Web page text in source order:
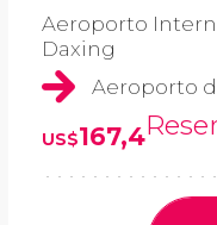
Aeroporto
Daxing
Aeroporto
US$167,4